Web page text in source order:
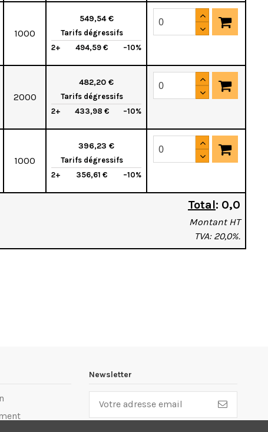
1000
549,54 €
Tarifs dégressifs
2+
494,59 € –10%
2000
482,20 €
Tarifs dégressifs
2+
433,98 € –10%
1000
396,23 €
Tarifs dégressifs
2+
356,61 € –10%
Total: 0,0
Montant HT
TVA: 20,0%.
Newsletter